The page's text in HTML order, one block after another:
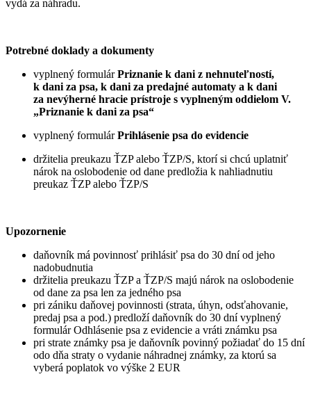
vydá za náhradu.
Potrebné doklady a dokumenty
vyplnený formulárPriznanie k dani z nehnuteľností,
k dani za psa, k dani za predajné automaty a k dani
za nevýherné hracie prístroje s vyplneným oddielom V.
„Priznanie k dani za psa“
vyplnený formulárPrihlásenie psa do evidencie
držitelia preukazu ŤZP alebo ŤZP/S, ktorí si chcú uplatniť
nárok na oslobodenie od dane predložia k nahliadnutiu
preukaz ŤZP alebo ŤZP/S
Upozornenie
daňovník má povinnosť prihlásiť psa do 30 dní od jeho
nadobudnutia
držitelia preukazu ŤZP a ŤZP/S majú nárok na oslobodenie
od dane za psa len za jedného psa
pri zániku daňovej povinnosti (strata, úhyn, odsťahovanie,
predaj psa a pod.) predloží daňovník do 30 dní vyplnený
formulár Odhlásenie psa z evidencie a vráti známku psa
pri strate známky psa je daňovník povinný požiadať do 15 dní
odo dňa straty o vydanie náhradnej známky, za ktorú sa
vyberá poplatok vo výške 2 EUR